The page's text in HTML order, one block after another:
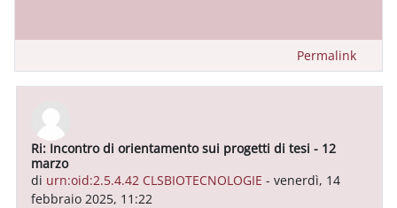
Permalink
In riposta a urn:oid:2.5.4.42 CLSBIOTECNOLOGIE
Ri: Incontro di orientamento sui progetti di tesi - 12
marzo
di urn:oid:2.5.4.42 CLSBIOTECNOLOGIE -venerdì, 14
febbraio 2025, 11:22